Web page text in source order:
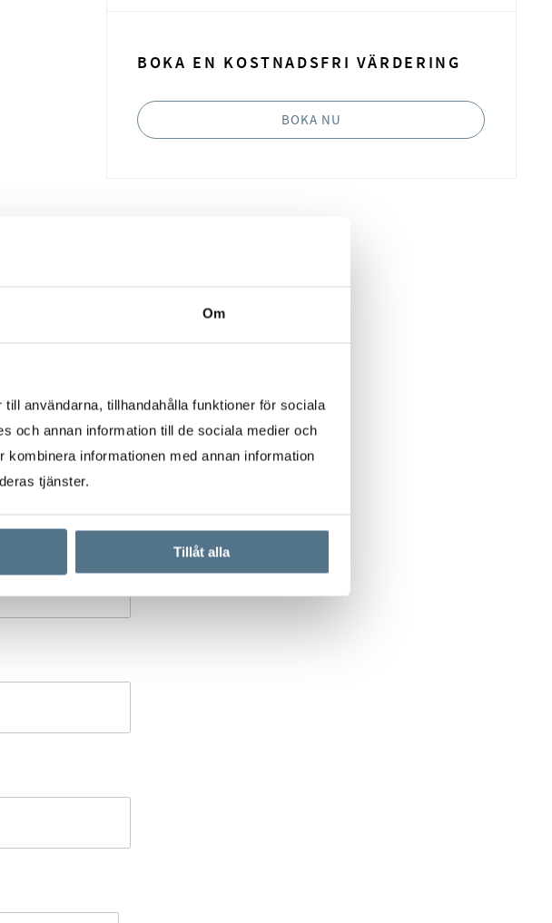
Om
användarna, tillhandahålla funktioner för sociala
och annan information till de sociala medier och
informationen med annan information
tjänster.
Tillåt alla
BOKA EN KOSTNADSFRI VÄRDERING
BOKA NU